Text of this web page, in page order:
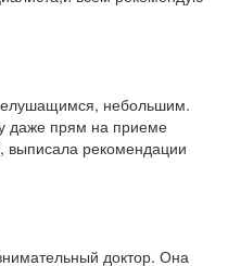
небольшим.
даже прям на приеме
выписала рекомендации
доктор. Она